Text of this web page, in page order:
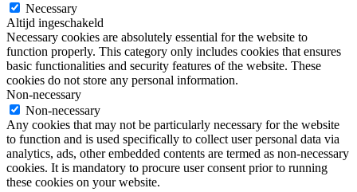
Necessary
Altijd ingeschakeld
Necessary cookies are absolutely essential for the website to
function properly. This category only includes cookies that ensures
basic functionalities and security features of the website. These
cookies do not store any personal information.
Non-necessary
Non-necessary
Any cookies that may not be particularly necessary for the website
to function and is used specifically to collect user personal data via
analytics, ads, other embedded contents are termed as non-necessary
cookies. It is mandatory to procure user consent prior to running
these cookies on your website.